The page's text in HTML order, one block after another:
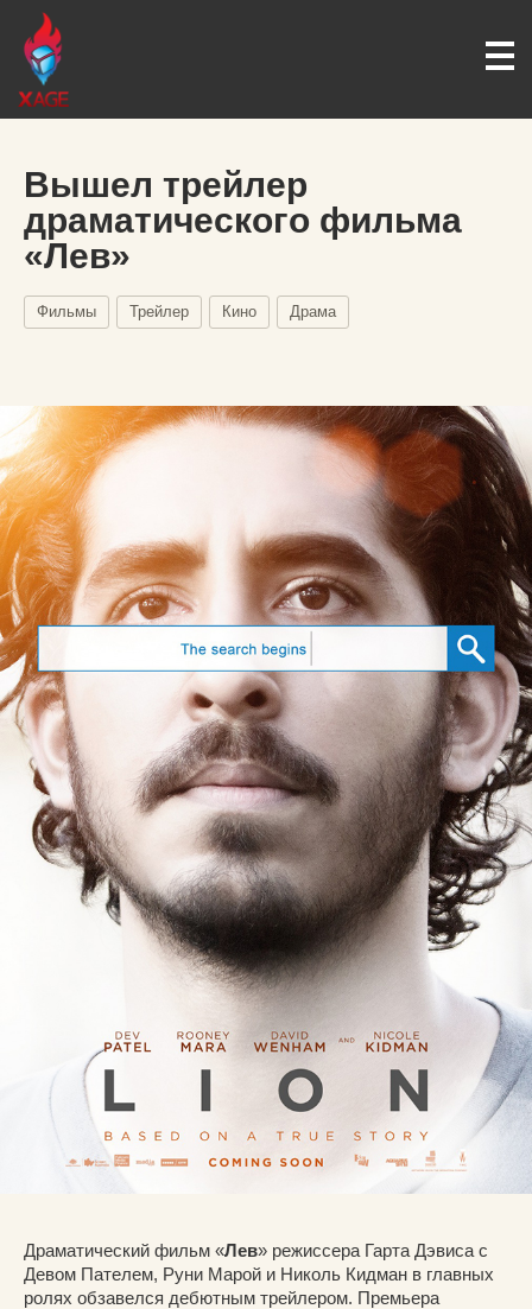
Вышел трейлер
драматического фильма
«Лев»
Фильмы Трейлер Кино Драма
Драматический фильм «Лев» режиссера Гарта Дэвиса с
Девом Пателем, Руни Марой и Николь Кидман в главных
ролях обзавелся дебютным трейлером. Премьера